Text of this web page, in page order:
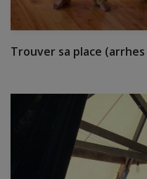
Trouver sa place